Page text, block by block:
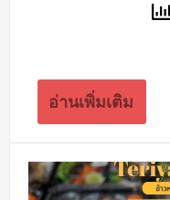
อ่านเพิ่มเติม